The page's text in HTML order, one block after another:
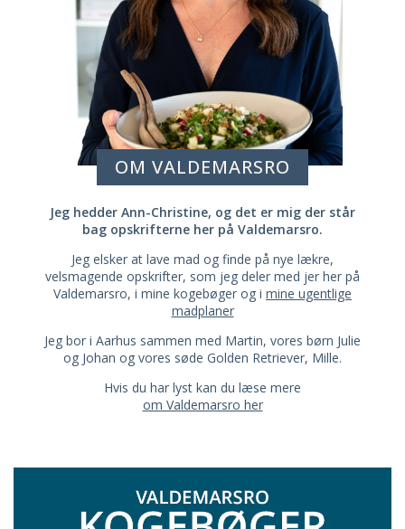
OM VALDEMARSRO
Jeg hedder Ann-Christine, og det er mig der står
bag opskrifterne her på Valdemarsro.
Jeg elsker at lave mad og finde på nye lækre,
velsmagende opskrifter, som jeg deler med jer her på
Valdemarsro, i mine kogebøger og i mine ugentlige
madplaner
Jeg bor i Aarhus sammen med Martin, vores børn Julie
og Johan og vores søde Golden Retriever, Mille.
Hvis du har lyst kan du læse mere
om Valdemarsro her